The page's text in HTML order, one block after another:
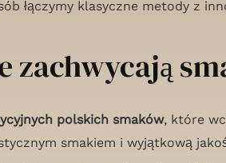
łączymy klasyczne metody z
zachwycają
polskich smaków, które
smakiem i wyjątkową